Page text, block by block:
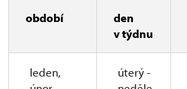
období
den
v týdnu
leden,
úterý -